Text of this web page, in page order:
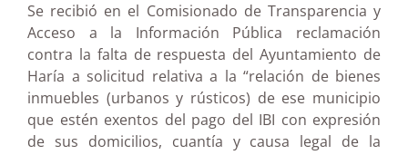
Se recibió en el Comisionado de Transparencia y
Acceso a la Información Pública reclamación
contra la falta de respuesta del Ayuntamiento de
Haría a solicitud relativa a la “relación de bienes
inmuebles (urbanos y rústicos) de ese municipio
que estén exentos del pago del IBI con expresión
de sus domicilios, cuantía y causa legal de la